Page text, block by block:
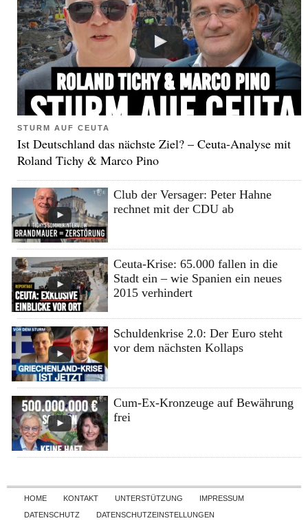
STURM AUF CEUTA
Ist Deutschland das nächste Ziel? – Ceuta-Analyse mit
Roland Tichy & Marco Pino
Club der Versager: Peter Hahne
rechnet mit der CDU ab
Ceuta-Krise: 65.000 fallen in die
Stadt ein – wie Spanien ein neues
2015 verhindert
Schuldenkrise 2.0: Der Euro steht
vor dem nächsten Kollaps
Cum-Ex-Kronzeuge auf Bewährung
frei
Skip to content
HOME KONTAKT UNTERSTÜTZUNG
IMPRESSUM
DATENSCHUTZ
DATENSCHUTZEINSTELLUNGEN